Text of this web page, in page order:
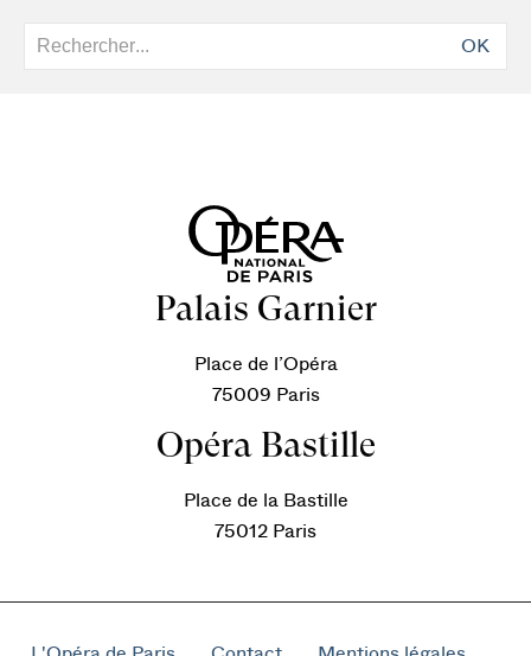
OK
Palais Garnier
Place de l’Opéra
75009 Paris
Opéra Bastille
Place de la Bastille
75012 Paris